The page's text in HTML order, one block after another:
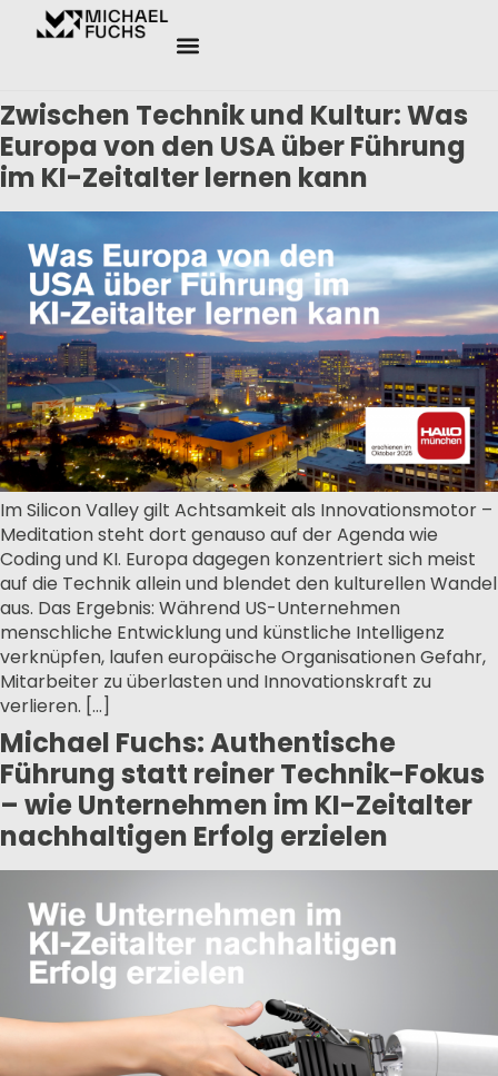
Zwischen Technik und Kultur: Was
Europa von den USA über Führung
im KI-Zeitalter lernen kann
Im Silicon Valley gilt Achtsamkeit als Innovationsmotor –
Meditation steht dort genauso auf der Agenda wie
Coding und KI. Europa dagegen konzentriert sich meist
auf die Technik allein und blendet den kulturellen Wandel
aus. Das Ergebnis: Während US-Unternehmen
menschliche Entwicklung und künstliche Intelligenz
verknüpfen, laufen europäische Organisationen Gefahr,
Mitarbeiter zu überlasten und Innovationskraft zu
verlieren. […]
Michael Fuchs: Authentische
Führung statt reiner Technik-Fokus
– wie Unternehmen im KI-Zeitalter
nachhaltigen Erfolg erzielen